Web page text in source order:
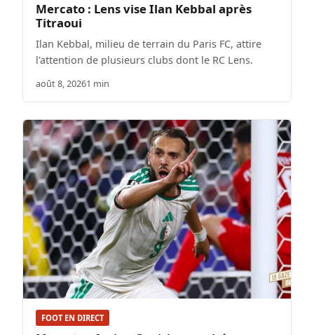
Mercato : Lens vise Ilan Kebbal après
Titraoui
Ilan Kebbal, milieu de terrain du Paris FC, attire
l'attention de plusieurs clubs dont le RC Lens.
août 8, 20261 min
FOOT EN DIRECT